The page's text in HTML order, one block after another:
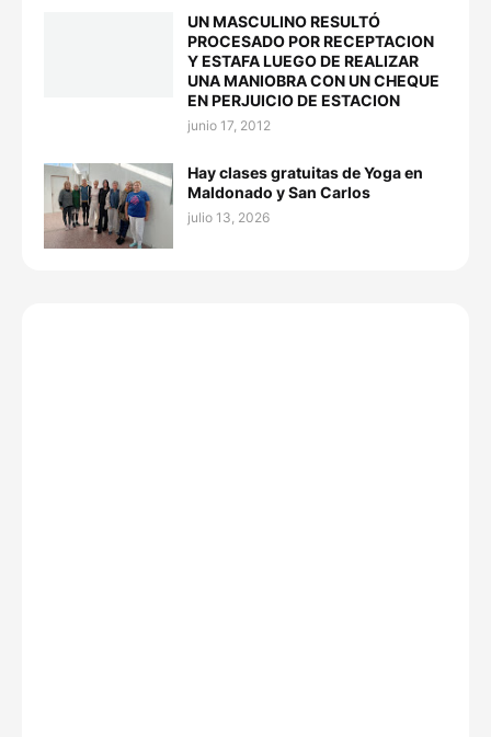
UN MASCULINO RESULTÓ
PROCESADO POR RECEPTACION
Y ESTAFA LUEGO DE REALIZAR
UNA MANIOBRA CON UN CHEQUE
EN PERJUICIO DE ESTACION
junio 17, 2012
Hay clases gratuitas de Yoga en
Maldonado y San Carlos
julio 13, 2026